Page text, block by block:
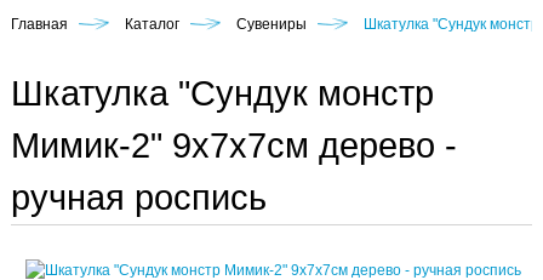
Главная Каталог Сувениры Шкатулка "Сундук
Шкатулка "Сундук монстр
Мимик-2" 9х7х7см дерево -
ручная роспись